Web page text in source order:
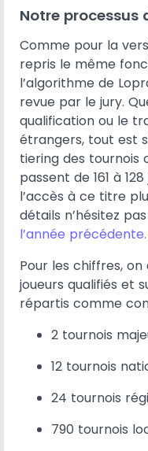
Notre processus
Comme pour la
repris le même
l’algorithme de
revue par le jury.
qualification ou le
étrangers, tout est
tiering des tournois
passent de 161 à
l’accès à ce titre
détails n’hésitez
l’année précédente.
Pour les chiffres,
joueurs qualifiés et
répartis comme
2 tournois
12 tournois
24 tournois
790 tournois